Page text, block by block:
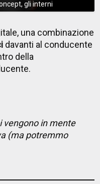
gli interni
una combinazione
davanti al conducente
della
vengono in mente
(ma potremmo